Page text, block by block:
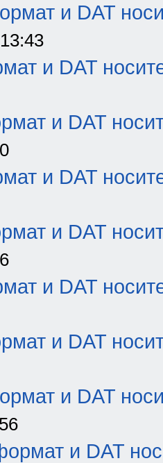
и DAT
и DAT
и DAT
и DAT
и DAT
и DAT
и DAT
и DAT
и DAT